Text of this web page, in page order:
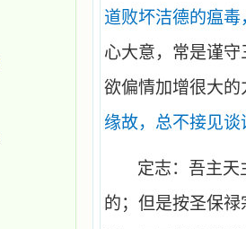
道败坏洁德的瘟
心大意，常是谨
欲偏情加增很大的
缘故，总不接见谈
定志：吾主天
的；但是按圣保